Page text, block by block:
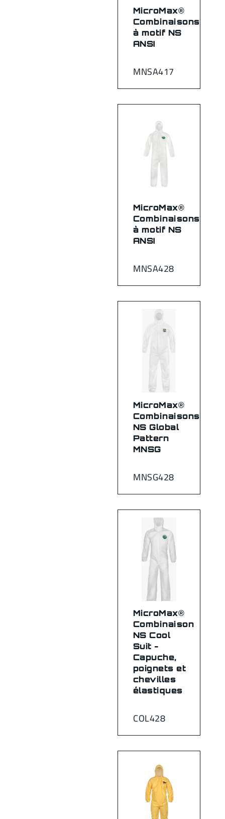
MNSA417
MicroMax®
Combinaisons
à motif NS
ANSI
MNSA428
MicroMax®
Combinaisons
à motif NS
ANSI
MNSG428
MicroMax®
Combinaisons
NS Global
Pattern
MNSG
COL428
MicroMax®
Combinaison
NS Cool
Suit -
Capuche,
poignets et
chevilles
élastiques